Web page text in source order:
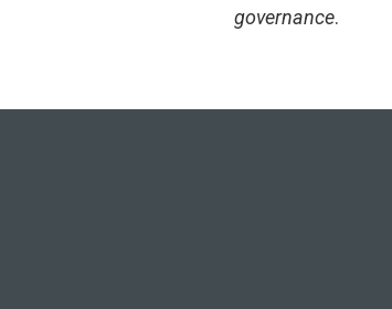
governance.